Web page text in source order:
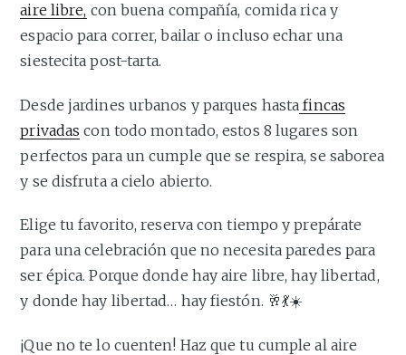
aire libre, con buena compañía, comida rica y
espacio para correr, bailar o incluso echar una
siestecita post-tarta.
Desde jardines urbanos y parques hasta fincas
privadas con todo montado, estos 8 lugares son
perfectos para un cumple que se respira, se saborea
y se disfruta a cielo abierto.
Elige tu favorito, reserva con tiempo y prepárate
para una celebración que no necesita paredes para
ser épica. Porque donde hay aire libre, hay libertad,
y donde hay libertad… hay fiestón. 🥂💃☀️
¡Que no te lo cuenten! Haz que tu cumple al aire